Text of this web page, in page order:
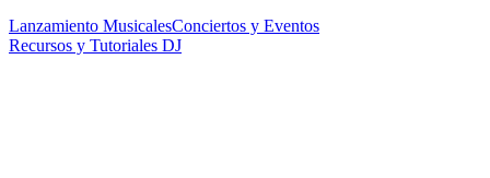
Lanzamiento MusicalesConciertos y Eventos
Recursos y Tutoriales DJ